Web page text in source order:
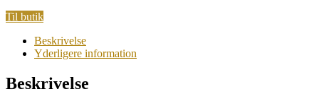
Til butik
Beskrivelse
Yderligere information
Beskrivelse